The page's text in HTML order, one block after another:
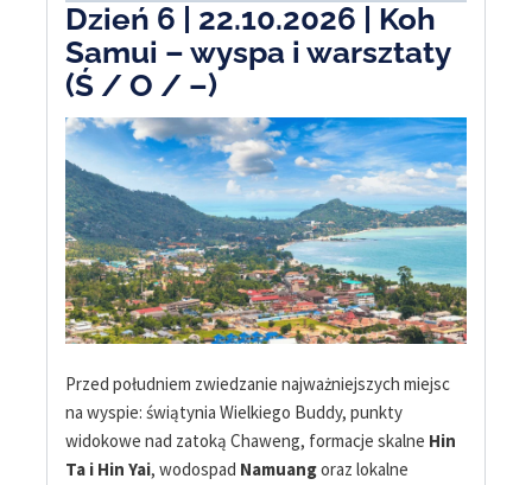
Dzień 6 | 22.10.2026 | Koh
Samui – wyspa i warsztaty
(Ś / O / –)
Przed południem zwiedzanie najważniejszych miejsc
na wyspie: świątynia Wielkiego Buddy, punkty
widokowe nad zatoką Chaweng, formacje skalne Hin
Ta i Hin Yai, wodospad Namuangoraz lokalne